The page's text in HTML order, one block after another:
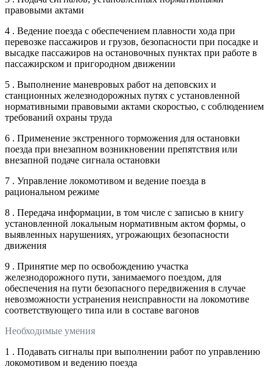
правовыми актами
4 . Ведение поезда с обеспечением плавности хода при
перевозке пассажиров и грузов, безопасности при посадке и
высадке пассажиров на остановочных пунктах при работе в
пассажирском и пригородном движении
5 . Выполнение маневровых работ на деповских и
станционных железнодорожных путях с установленной
нормативными правовыми актами скоростью, с соблюдением
требований охраны труда
6 . Применение экстренного торможения для остановки
поезда при внезапном возникновении препятствия или
внезапной подаче сигнала остановки
7 . Управление локомотивом и ведение поезда в
рациональном режиме
8 . Передача информации, в том числе с записью в книгу
установленной локальным нормативным актом формы, о
выявленных нарушениях, угрожающих безопасности
движения
9 . Принятие мер по освобождению участка
железнодорожного пути, занимаемого поездом, для
обеспечения на пути безопасного передвижения в случае
невозможности устранения неисправности на локомотиве
соответствующего типа или в составе вагонов
Необходимые умения
1 . Подавать сигналы при выполнении работ по управлению
локомотивом и ведению поезда